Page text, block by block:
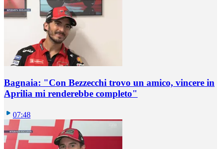
Bagnaia: "Con Bezzecchi trovo un amico, vincere in
Aprilia mi renderebbe completo"
07:48